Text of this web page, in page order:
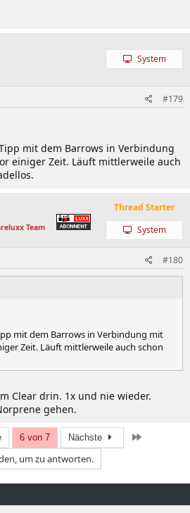
System
#179
mit dem Barrows in Verbindung
einiger Zeit. Läuft mittlerweile auch
Team
Thread Starter
System
#180
mit dem Barrows in Verbindung mit
Zeit. Läuft mittlerweile auch schon
Clear drin. 1x und nie wieder.
gehen.
6 von 7 Nächste
um zu antworten.